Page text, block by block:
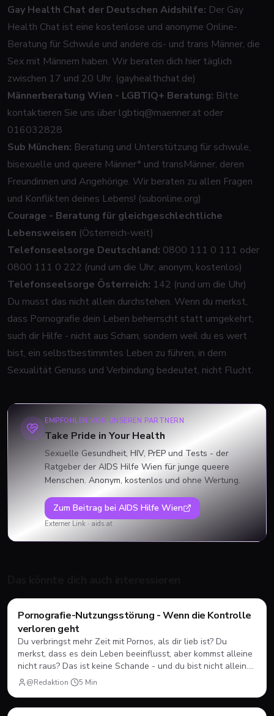
Gay Health Chat der Deutschen Aidshilfe: Der Gay
Health Chat ist eine kostenlose und anonyme Online-
Beratung für Schwule und andere cis- und trans Männer, die
Sex mit Männern haben. Wir beraten dich hier täglich
zwischen 17 und 20 Uhr. (gayhealthchat.de)
Männerberatung Wien - LGBTIQ+ Beratung: Bitte
kontaktieren Sie uns über lgbtiq@maenner.at oder
016032828
Sub München: Beratung und Unterstützung für schwule,
bisexuelle und queere Männer* und transMänner, deren
Freundinnen und Angehörige. Wir beraten zu allen Fragen
und Konflikten deines Lebens! (subonline.org)
Courage - Beratung für gleichgeschlechtliche
Lebensweisen (Österreich-weit)
Telefonseelsorge Deutschland: 0800 111 0 111 oder
0800 111 0 222 (rund um die Uhr, anonym, kostenlos)
Telefonseelsorge Österreich: 142 (rund um die Uhr)
Du musst das nicht allein durchstehen. Wenn du merkst,
dass Pornografie dein Leben beherrscht statt umgekehrt,
such dir Hilfe - nicht aus Scham, sondern weil du es wert
bist, ein selbstbestimmtes Leben zu führen, in dem
Sexualität Genuss und Verbindung bedeutet, nicht Flucht.
EMPFOHLEN VON UNSEREN PARTNERN
Take Pride in Your Health
Sexuelle Gesundheit, HIV, PrEP und Tests - der
Ratgeber der AIDS Hilfe Wien für junge queere
Menschen. Anonym, kostenlos und ohne Wertung.
Zum Beitrag bei AIDS Hilfe Wien
Externer Link · aids.at
Mental Health
Pornografie-Nutzungsstörung - Wenn die Kontrolle
verloren geht
Du verbringst mehr Zeit mit Pornos, als dir lieb ist? Du
merkst, dass es dein Leben beeinflusst, aber kommst alleine
nicht raus? Das ist keine Schande - und du bist nicht allein.
Hier erfährst du, wann Pornokonsum zur Störung wird und
welche Hilfe es gibt.
@Redaktion· 5 Min